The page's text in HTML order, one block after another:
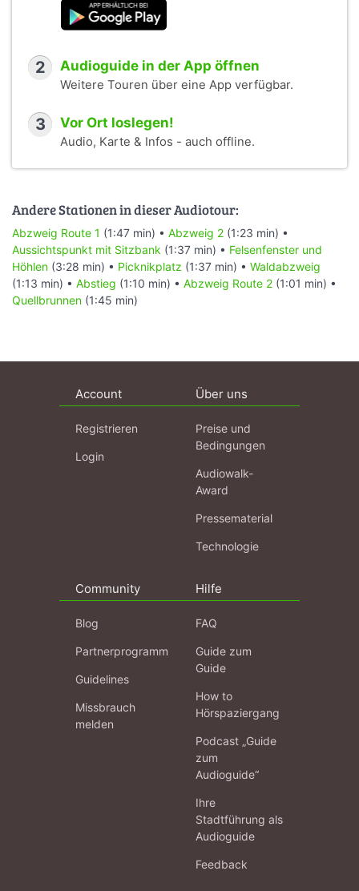
2 Audioguide in der App öffnen
Weitere Touren über eine App verfügbar.
3 Vor Ort loslegen!
Audio, Karte & Infos - auch offline.
Andere Stationen in dieser Audiotour:
Abzweig Route 1 (1:47 min) • Abzweig 2 (1:23 min) •
Aussichtspunkt mit Sitzbank (1:37 min) • Felsenfenster und
Höhlen (3:28 min) • Picknikplatz (1:37 min) • Waldabzweig
(1:13 min) • Abstieg (1:10 min) • Abzweig Route 2 (1:01 min) •
Quellbrunnen (1:45 min)
Account
Registrieren
Login
Über uns
Preise und
Bedingungen
Audiowalk-
Award
Pressematerial
Technologie
Community
Blog
Partnerprogramm
Guidelines
Missbrauch
melden
Hilfe
FAQ
Guide zum
Guide
How to
Hörspaziergang
Podcast „Guide
zum
Audioguide“
Ihre
Stadtführung als
Audioguide
Feedback